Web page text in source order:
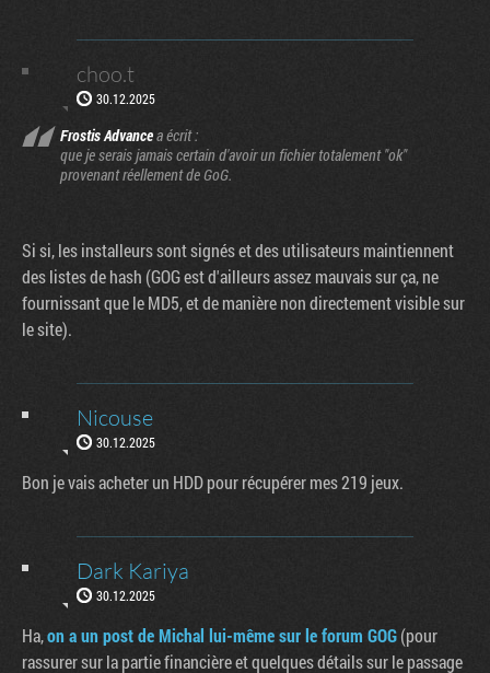
choo.t
30.12.2025
Frostis Advancea écrit :
que je serais jamais certain d'avoir un fichier totalement "ok"
provenant réellement de GoG.
Si si, les installeurs sont signés et des utilisateurs maintiennent
des listes de hash (GOG est d'ailleurs assez mauvais sur ça, ne
fournissant que le MD5, et de manière non directement visible sur
le site).
Nicouse
30.12.2025
Bon je vais acheter un HDD pour récupérer mes 219 jeux.
Dark Kariya
30.12.2025
Ha,on a un post de Michal lui-même sur le forum GOG(pour
rassurer sur la partie financière et quelques détails sur le passage